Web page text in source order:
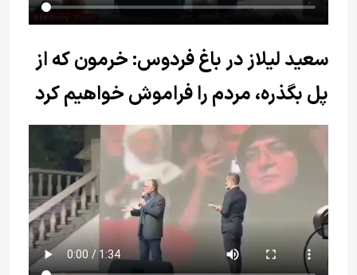
سعید لیلاز در باغ فردوس: خرمون که از
پل بگذره، مردم را فراموش خواهیم کرد